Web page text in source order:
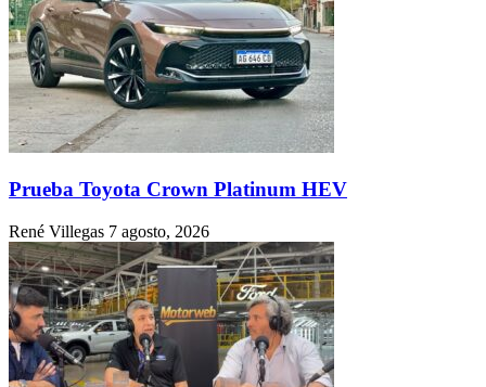
Prueba Toyota Crown Platinum HEV
René Villegas 7 agosto, 2026